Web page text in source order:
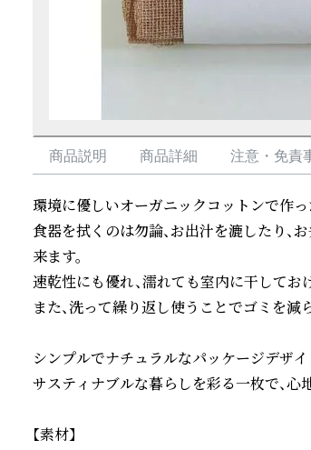
商品説明 商品詳細 注意・免責
環境に優しいオーガニックコットンで作っ
食器を拭くのは勿論、お出汁を漉したり、
来ます。
速乾性にも優れ、濡れても室内に干してお
また、洗って繰り返し使うことでゴミを減
シンプルでナチュラルなパッケージデザイ
サスティナブルな暮らしを彩る一枚で、心
【素材】